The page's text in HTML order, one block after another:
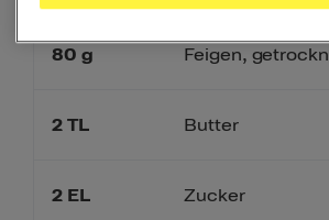
80 g
2 TL
2 EL
Feigen,
Butter
Zucker